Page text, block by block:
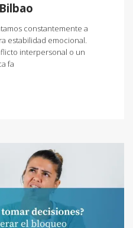
constantemente a
estabilidad emocional.
interpersonal o un
fa